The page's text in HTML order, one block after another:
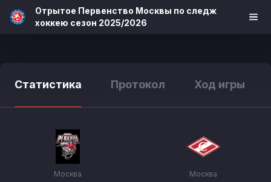
Отрытое Первенство Москвы по следж
хоккею сезон 2025/2026
Статистика Протокол Ход игры
Москва
Москва